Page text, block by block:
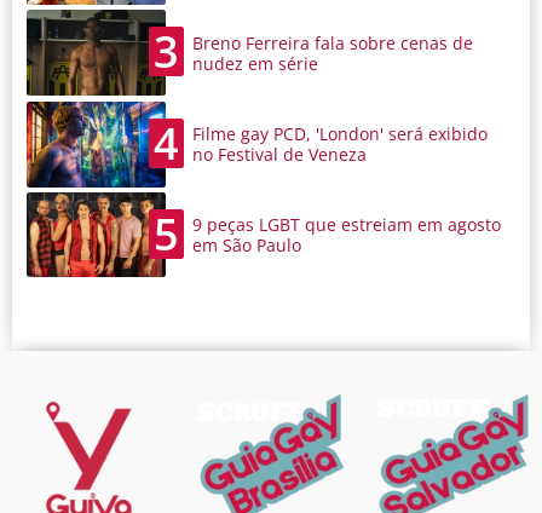
3
Breno Ferreira fala sobre cenas de
nudez em série
4
Filme gay PCD, 'London' será exibido
no Festival de Veneza
5
9 peças LGBT que estreiam em agosto
em São Paulo